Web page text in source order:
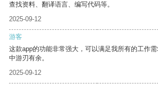
查找资料、翻译语言、编写代码等。
2025-09-12
游客
这款app的功能非常强大，可以满足我所有的工作
中游刃有余。
2025-09-12